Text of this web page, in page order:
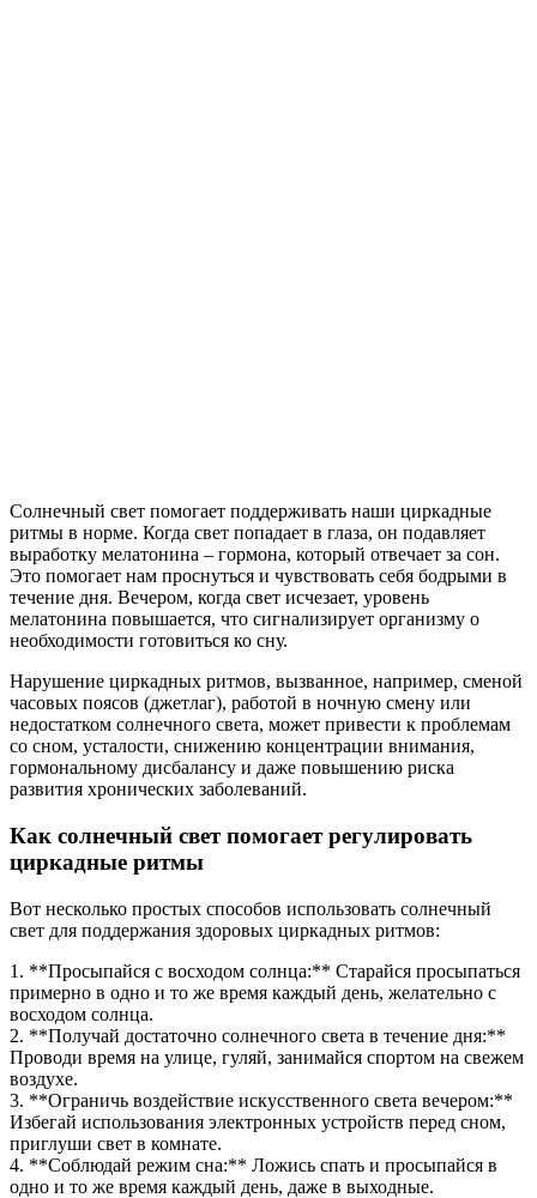
Солнечный свет помогает поддерживать наши циркадные
ритмы в норме. Когда свет попадает в глаза, он подавляет
выработку мелатонина – гормона, который отвечает за сон.
Это помогает нам проснуться и чувствовать себя бодрыми в
течение дня. Вечером, когда свет исчезает, уровень
мелатонина повышается, что сигнализирует организму о
необходимости готовиться ко сну.
Нарушение циркадных ритмов, вызванное, например, сменой
часовых поясов (джетлаг), работой в ночную смену или
недостатком солнечного света, может привести к проблемам
со сном, усталости, снижению концентрации внимания,
гормональному дисбалансу и даже повышению риска
развития хронических заболеваний.
Как солнечный свет помогает регулировать
циркадные ритмы
Вот несколько простых способов использовать солнечный
свет для поддержания здоровых циркадных ритмов:
1. **Просыпайся с восходом солнца:** Старайся просыпаться
примерно в одно и то же время каждый день, желательно с
восходом солнца.
2. **Получай достаточно солнечного света в течение дня:**
Проводи время на улице, гуляй, занимайся спортом на свежем
воздухе.
3. **Ограничь воздействие искусственного света вечером:**
Избегай использования электронных устройств перед сном,
приглуши свет в комнате.
4. **Соблюдай режим сна:** Ложись спать и просыпайся в
одно и то же время каждый день, даже в выходные.